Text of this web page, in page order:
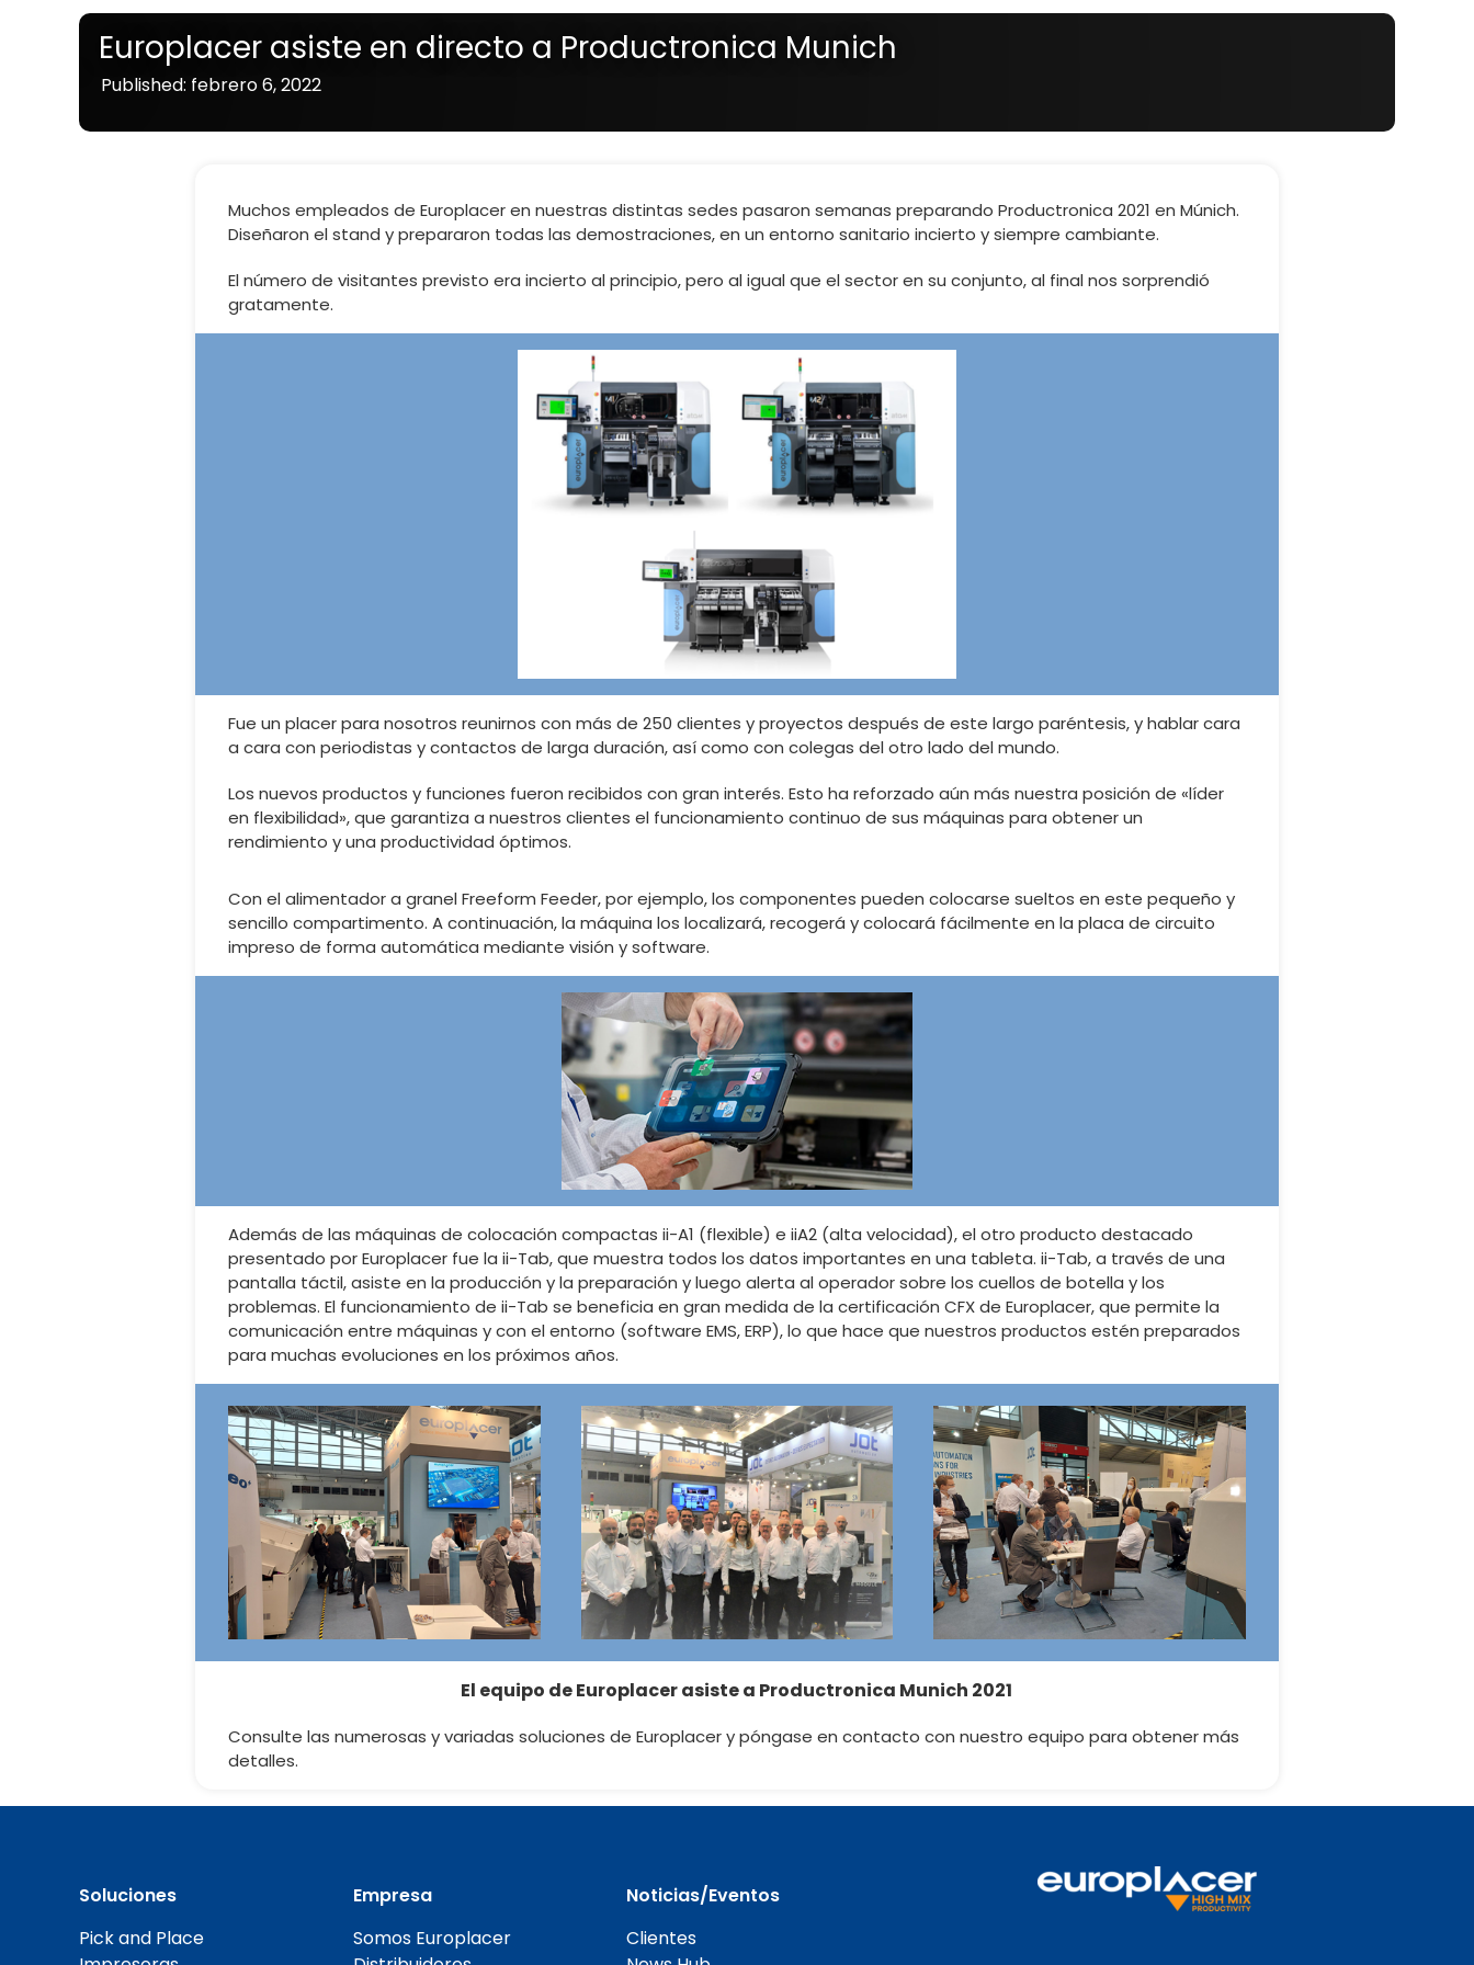
Europlacer asiste en directo a Productronica Munich
Published: febrero 6, 2022
Muchos empleados de Europlacer en nuestras distintas sedes pasaron semanas preparando Productronica 2021 en Múnich.
Diseñaron el stand y prepararon todas las demostraciones, en un entorno sanitario incierto y siempre cambiante.
El número de visitantes previsto era incierto al principio, pero al igual que el sector en su conjunto, al final nos sorprendió
gratamente.
Fue un placer para nosotros reunirnos con más de 250 clientes y proyectos después de este largo paréntesis, y hablar cara
a cara con periodistas y contactos de larga duración, así como con colegas del otro lado del mundo.
Los nuevos productos y funciones fueron recibidos con gran interés. Esto ha reforzado aún más nuestra posición de «líder
en flexibilidad», que garantiza a nuestros clientes el funcionamiento continuo de sus máquinas para obtener un
rendimiento y una productividad óptimos.
Con el alimentador a granel Freeform Feeder, por ejemplo, los componentes pueden colocarse sueltos en este pequeño y
sencillo compartimento. A continuación, la máquina los localizará, recogerá y colocará fácilmente en la placa de circuito
impreso de forma automática mediante visión y software.
Además de las máquinas de colocación compactas ii-A1 (flexible) e iiA2 (alta velocidad), el otro producto destacado
presentado por Europlacer fue la ii-Tab, que muestra todos los datos importantes en una tableta. ii-Tab, a través de una
pantalla táctil, asiste en la producción y la preparación y luego alerta al operador sobre los cuellos de botella y los
problemas. El funcionamiento de ii-Tab se beneficia en gran medida de la certificación CFX de Europlacer, que permite la
comunicación entre máquinas y con el entorno (software EMS, ERP), lo que hace que nuestros productos estén preparados
para muchas evoluciones en los próximos años.
El equipo de Europlacer asiste a Productronica Munich 2021
Consulte las numerosas y variadas soluciones de Europlacer y póngase en contacto con nuestro equipo para obtener más
detalles.
Soluciones
Pick and Place
Empresa
Somos Europlacer
Noticias/Eventos
Clientes